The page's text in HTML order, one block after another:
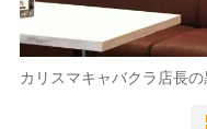
カリスマキャバクラ店長